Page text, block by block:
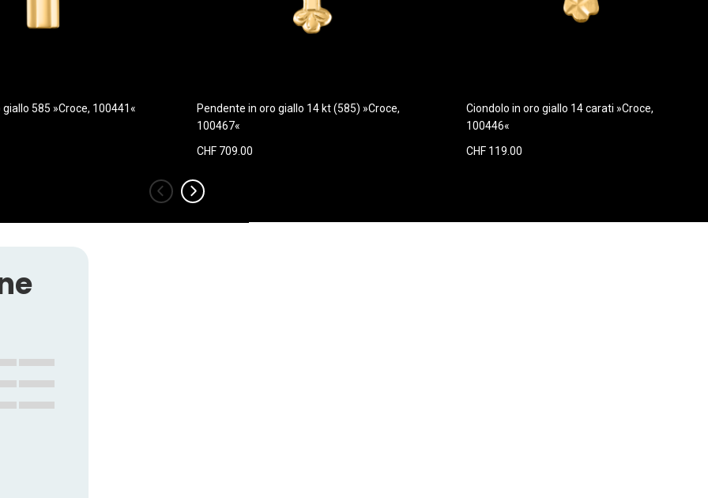
585 »Croce, 100441«
Pendente in oro giallo 14 kt (585) »Croce,
100467«
CHF 709.00
Ciondolo in oro giallo 14 carati »Croce,
100446«
CHF 119.00
‹ ›